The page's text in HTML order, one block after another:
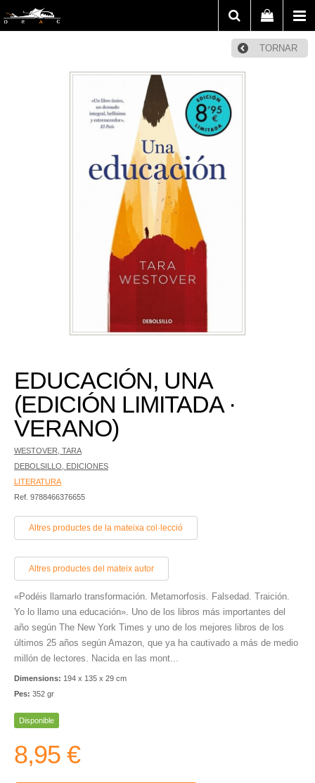
TORNAR
EDUCACIÓN, UNA
(EDICIÓN LIMITADA ·
VERANO)
WESTOVER, TARA
DEBOLSILLO, EDICIONES
LITERATURA
Ref. 9788466376655
Altres productes de la mateixa col·lecció
Altres productes del mateix autor
«Podéis llamarlo transformación. Metamorfosis. Falsedad. Traición.
Yo lo llamo una educación». Uno de los libros más importantes del
año según The New York Times y uno de los mejores libros de los
últimos 25 años según Amazon, que ya ha cautivado a más de medio
millón de lectores. Nacida en las mont...
Dimensions: 194 x 135 x 29 cm
Pes: 352 gr
Disponible
8,95 €